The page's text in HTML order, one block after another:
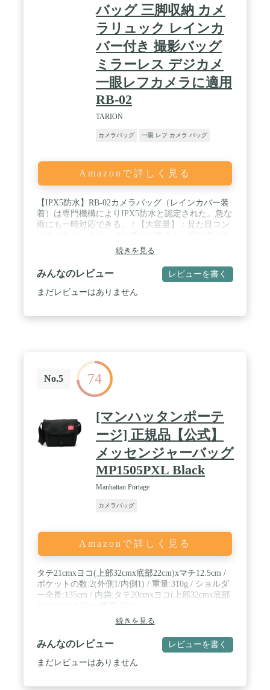
バッグ 三脚収納 カメ
ラリュック レインカ
バー付き 撮影バッグ
ミラーレス デジカメ
一眼レフカメラに適用
RB-02
TARION
カメラバッグ 一眼 レフ カメラ バッグ
Amazonで詳しく見る
【IPX5防水】RB-02カメラバッグ（レインカバー装
着）は専門機構によりIPX5防水と認定された。急な
雨にも一時対応できる。 / 【大容量】：見た目コン
きい。上下２気室分け、側面・裏側から取り出せ、
（収納力参照）一眼レフカメラ２台＋標準レンズ5
個 or 一眼レフカメラ2台+標準レンズ3個+ストロボ2
個 / 【PC収納】15インチまでのノートパソコン、タ
ブレット、ipadなどの収納スペースあり、バッデリ
ば、通勤バッグ、日常用バッグとしても使える。 /
【素材】カメラバッグ全体が高級なポリエステルに
より作られ、洗濯後しわしわにならず、色褪せもし
ない。背部にメッシュクッション付き、通気性が優
れている。チェストストラップ付き、背中からの負
担を有効に軽減できる。
続きを見る
みんなのレビュー レビューを書く
まだレビューはありません
No.5 74
[マンハッタンポーテ
ージ] 正規品【公式】
メッセンジャーバッグ
MP1505PXL Black
Manhattan Portage
カメラバッグ
Amazonで詳しく見る
タテ21cmxヨコ(上部32cmx底部22cm)xマチ12.5cm /
ポケットの数:2(外側1/内側1) / 重量:310g / ショルダ
ー全長:135cm / 内袋:タテ20cmxヨコ(上部32cmx底部
続きを見る
みんなのレビュー レビューを書く
まだレビューはありません